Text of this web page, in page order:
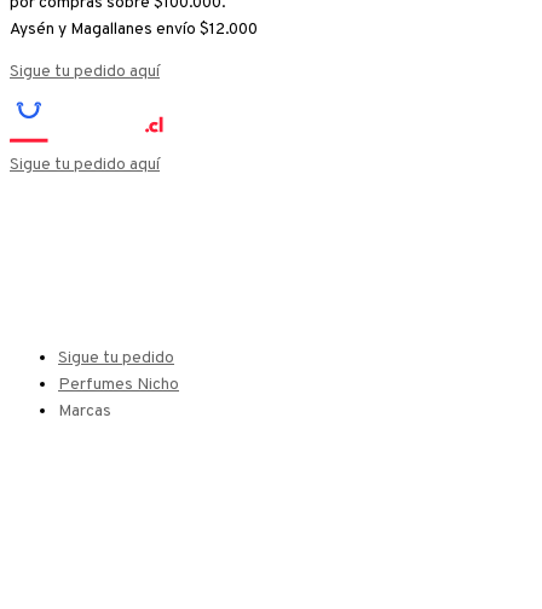
Aysén y Magallanes envío $12.000
Sigue tu pedido aquí
Sigue tu pedido aquí
Sigue tu pedido
Perfumes Nicho
Marcas